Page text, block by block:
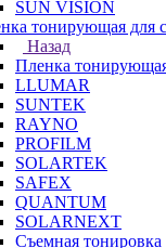
SUN VISION
тонирующая для
Назад
Пленка тонирующая
LLUMAR
SUNTEK
RAYNO
PROFILM
SOLARTEK
SAFEX
QUANTUM
SOLARNEXT
Съемная тонировка